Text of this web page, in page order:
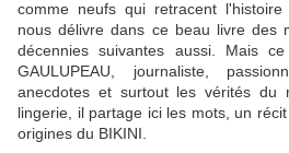
comme neufs qui retracent
nous délivre dans ce beau livre des
décennies suivantes aussi. Mais
GAULUPEAU, journaliste,
anecdotes et surtout les vérités du
lingerie, il partage ici les mots, un
origines du BIKINI.